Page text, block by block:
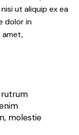
ut aliquip ex ea
dolor in
amet,
rutrum
molestie